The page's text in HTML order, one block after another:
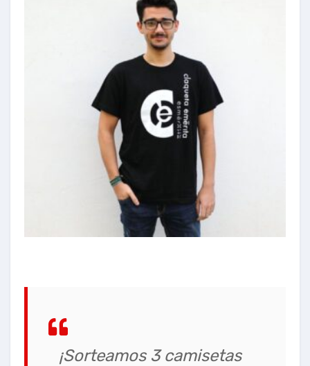
¡Sorteamos 3 camisetas